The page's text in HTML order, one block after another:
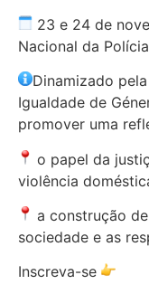
23 e 24 de
Nacional da
Dinamizado
Igualdade de
promover uma
o papel da
violência
a construção
sociedade e as
Inscreva-se